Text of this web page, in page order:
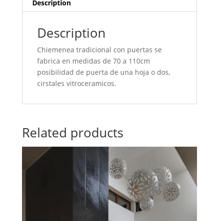
Description
Description
Chiemenea tradicional con puertas se
fabrica en medidas de 70 a 110cm
posibilidad de puerta de una hoja o dos,
cirstales vitroceramicos.
Related products